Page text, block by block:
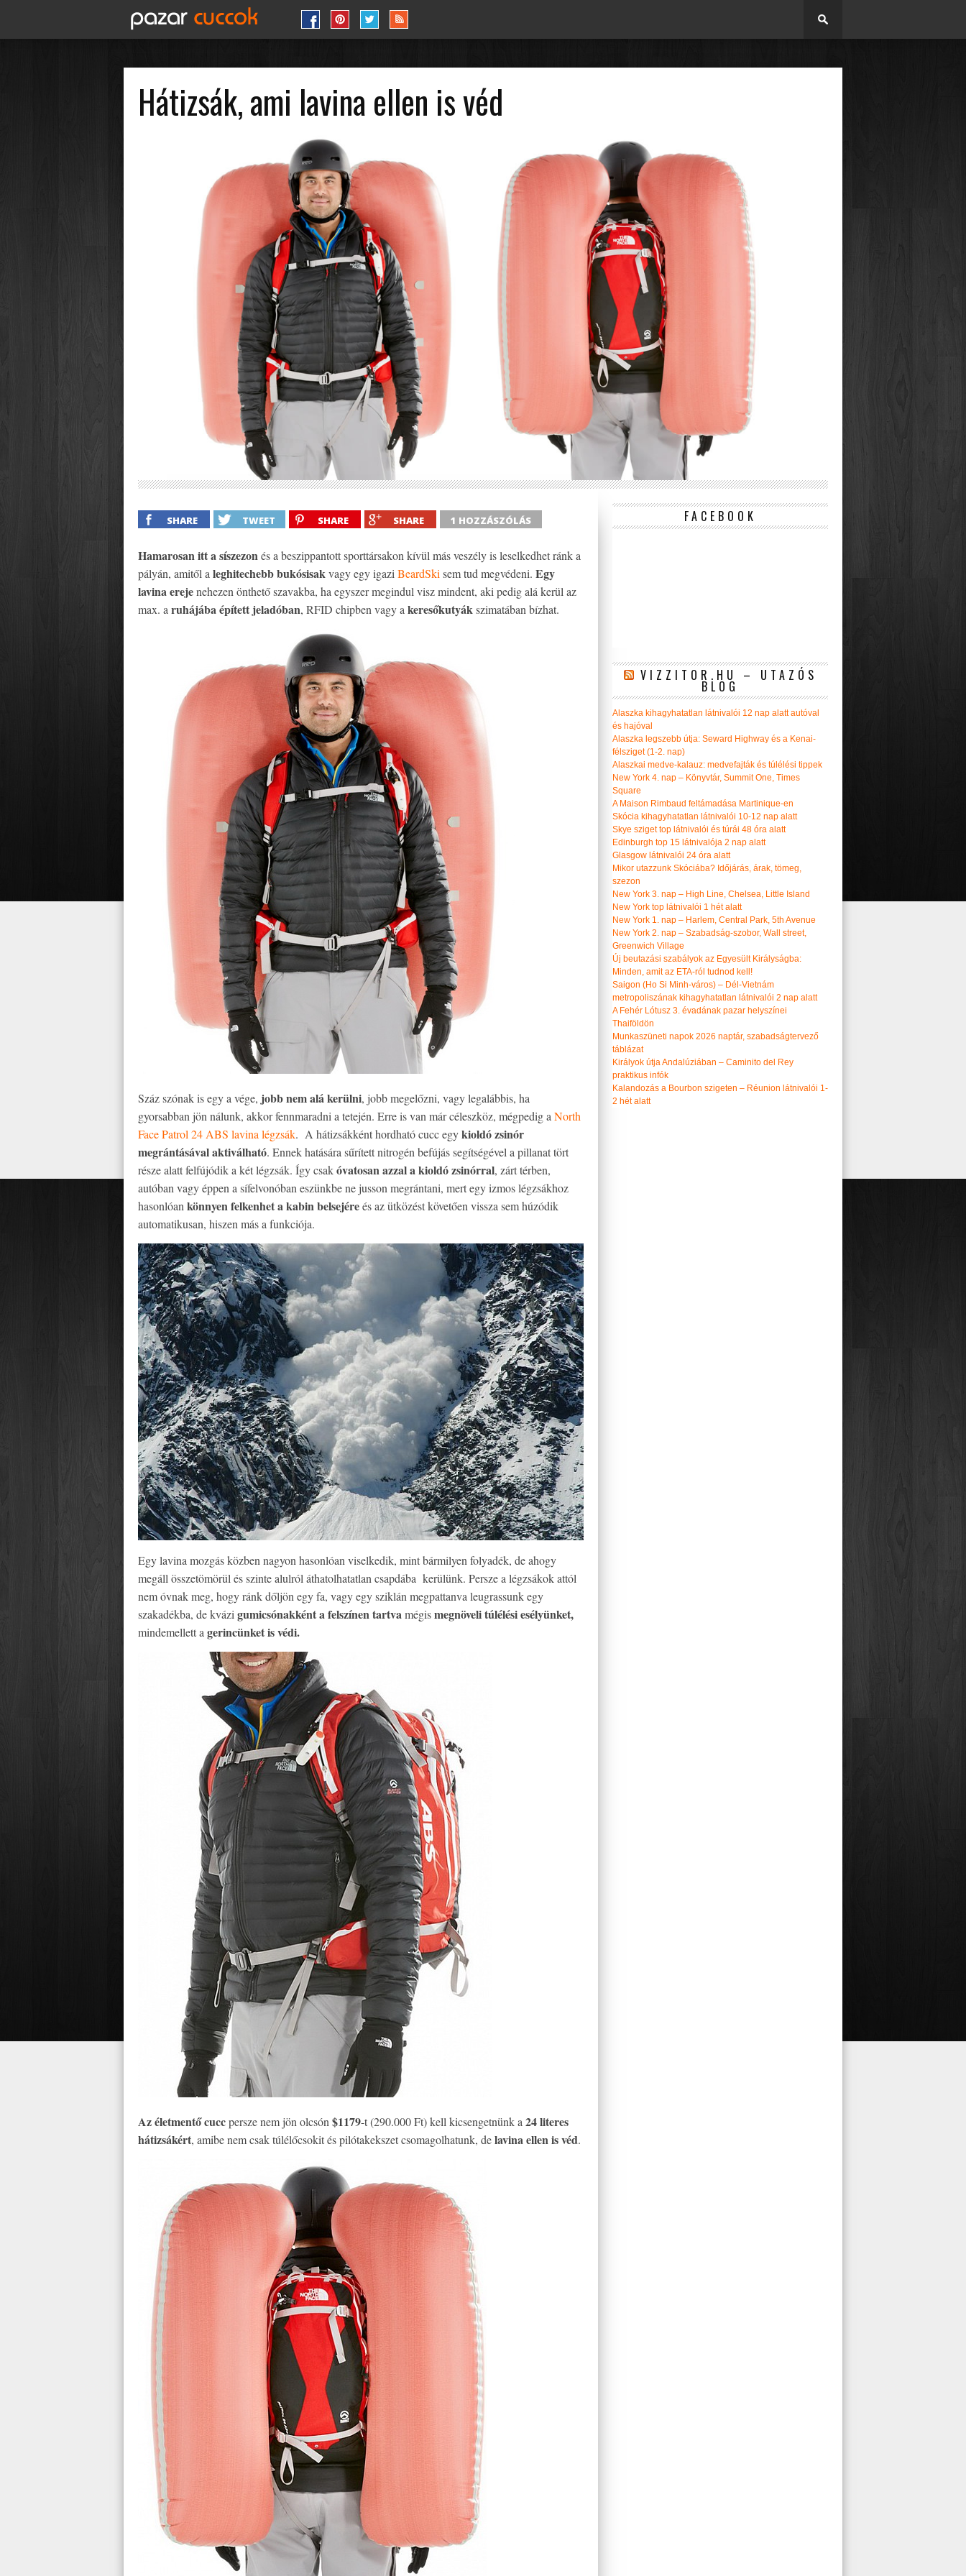
Hátizsák, ami lavina ellen is véd
SHARE TWEET SHARE SHARE 1 HOZZÁSZÓLÁS
Hamarosan itt a síszezonés a beszippantott sporttársakon kívül más veszély is leselkedhet ránk a
pályán, amitől a leghitechebb bukósisakvagy egy igazi BeardSki sem tud megvédeni. Egy
lavina erejenehezen önthető szavakba, ha egyszer megindul visz mindent, aki pedig alá kerül az
max. a ruhájába épített jeladóban, RFID chipben vagy a keresőkutyákszimatában bízhat.
Száz szónak is egy a vége, jobb nem alá kerülni, jobb megelőzni, vagy legalábbis, ha
gyorsabban jön nálunk, akkor fennmaradni a tetején. Erre is van már céleszköz, mégpedig a North
Face Patrol 24 ABS lavina légzsák. A hátizsákként hordható cucc egykioldó zsinór
megrántásával aktiválható. Ennek hatására sűrített nitrogén befújás segítségével a pillanat tört
része alatt felfújódik a két légzsák. Így csakóvatosan azzal a kioldó zsinórral, zárt térben,
autóban vagy éppen a sífelvonóban eszünkbe ne jusson megrántani, mert egy izmos légzsákhoz
hasonlóan könnyen felkenhet a kabin belsejéreés az ütközést követően vissza sem húzódik
automatikusan, hiszen más a funkciója.
Egy lavina mozgás közben nagyon hasonlóan viselkedik, mint bármilyen folyadék, de ahogy
megáll összetömörül és szinte alulról áthatolhatatlan csapdába kerülünk. Persze a légzsákok attól
nem óvnak meg, hogy ránk dőljön egy fa, vagy egy sziklán megpattanva leugrassunk egy
szakadékba, de kvázi gumicsónakként a felszínen tartvamégismegnöveli túlélési esélyünket,
mindemellett a gerincünket is védi.
Az életmentő cuccpersze nem jön olcsón $1179-t (290.000 Ft) kell kicsengetnünk a 24 literes
hátizsákért, amibe nem csak túlélőcsokit és pilótakekszet csomagolhatunk, delavina ellen is véd.
FACEBOOK
VIZZITOR.HU – UTAZÓS
BLOG
Alaszka kihagyhatatlan látnivalói 12 nap alatt autóval
és hajóval
Alaszka legszebb útja: Seward Highway és a Kenai-
félsziget (1-2. nap)
Alaszkai medve-kalauz: medvefajták és túlélési tippek
New York 4. nap – Könyvtár, Summit One, Times
Square
A Maison Rimbaud feltámadása Martinique-en
Skócia kihagyhatatlan látnivalói 10-12 nap alatt
Skye sziget top látnivalói és túrái 48 óra alatt
Edinburgh top 15 látnivalója 2 nap alatt
Glasgow látnivalói 24 óra alatt
Mikor utazzunk Skóciába? Időjárás, árak, tömeg,
szezon
New York 3. nap – High Line, Chelsea, Little Island
New York top látnivalói 1 hét alatt
New York 1. nap – Harlem, Central Park, 5th Avenue
New York 2. nap – Szabadság-szobor, Wall street,
Greenwich Village
Új beutazási szabályok az Egyesült Királyságba:
Minden, amit az ETA-ról tudnod kell!
Saigon (Ho Si Minh-város) – Dél-Vietnám
metropoliszának kihagyhatatlan látnivalói 2 nap alatt
A Fehér Lótusz 3. évadának pazar helyszínei
Thaiföldön
Munkaszüneti napok 2026 naptár, szabadságtervező
táblázat
Királyok útja Andalúziában – Caminito del Rey
praktikus infók
Kalandozás a Bourbon szigeten – Réunion látnivalói 1-
2 hét alatt